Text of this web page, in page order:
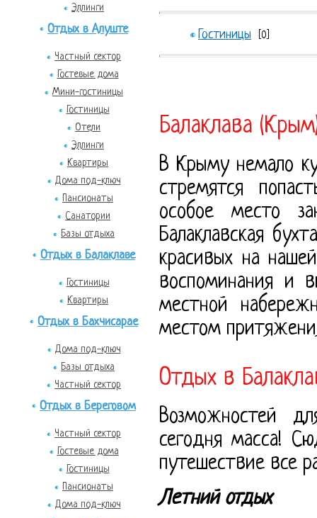
Эллинги
Отдых в Алуште
Частный сектор
Гостевые дома
Мини-гостиницы
Гостиницы
Отели
Эллинги
Квартиры
Дома под-ключ
Пансионаты
Санатории
Базы отдыха
Отдых в Балаклаве
Гостиницы
Квартиры
Отдых в Бахчисарае
Дома под-ключ
Базы отдыха
Частный сектор
Отдых в Береговом
Частный сектор
Гостевые дома
Гостиницы
Пансионаты
Дома под-ключ
Гостиницы [0]
Балаклава
В Крыму немало
стремятся
особое место
Балаклавская
красивых на
воспоминания и
местной
местом
Отдых в
Возможностей
сегодня масса!
путешествие все
Летний отдых